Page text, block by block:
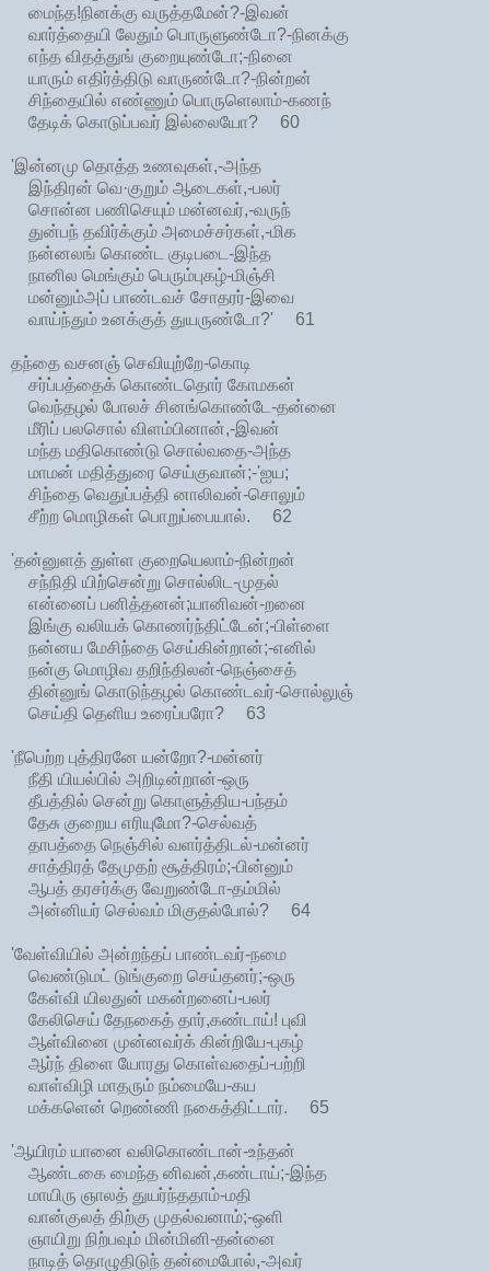
மைந்த!நினக்கு வருத்தமேன்?-இவன்
வார்த்தையி லேதும் பொருளுண்டோ?-நினக்கு
எந்த விதத்துங் குறையுண்டோ;-நினை
யாரும் எதிர்த்திடு வாருண்டோ?-நின்றன்
சிந்தையில் எண்ணும் பொருளெலாம்-கணந்
தேடிக் கொடுப்பவர் இல்லையோ? 60
'இன்னமு தொத்த உணவுகள்,-அந்த
இந்திரன் வெ·குறும் ஆடைகள்,-பலர்
சொன்ன பணிசெயும் மன்னவர்,-வருந்
துன்பந் தவிர்க்கும் அமைச்சர்கள்,-மிக
நன்னலங் கொண்ட குடிபடை-இந்த
நானில மெங்கும் பெரும்புகழ்-மிஞ்சி
மன்னும்அப் பாண்டவச் சோதரர்-இவை
வாய்ந்தும் உனக்குத் துயருண்டோ?' 61
தந்தை வசனஞ் செவியுற்றே-கொடி
சர்ப்பத்தைக் கொண்டதொர் கோமகன்
வெந்தழல் போலச் சினங்கொண்டே-தன்னை
மீரிப் பலசொல் விளம்பினான்,-இவன்
மந்த மதிகொண்டு சொல்வதை-அந்த
மாமன் மதித்துரை செய்குவான்;-'ஐய;
சிந்தை வெதுப்பத்தி னாலிவன்-சொலும்
சீற்ற மொழிகள் பொறுப்பையால். 62
'தன்னுளத் துள்ள குறையெலாம்-நின்றன்
சந்நிதி யிற்சென்று சொல்லிட-முதல்
என்னைப் பனித்தனன்;யானிவன்-றனை
இங்கு வலியக் கொணர்ந்திட்டேன்;-பிள்ளை
நன்னய மேசிந்தை செய்கின்றான்;-எனில்
நன்கு மொழிவ தறிந்திலன்-நெஞ்சைத்
தின்னுங் கொடுந்தழல் கொண்டவர்-சொல்லுஞ்
செய்தி தெளிய உரைப்பரோ? 63
'நீபெற்ற புத்திரனே யன்றோ?-மன்னர்
நீதி யியல்பில் அறிடின்றான்-ஒரு
தீபத்தில் சென்று கொளுத்திய-பந்தம்
தேசு குறைய எரியுமோ?-செல்வத்
தாபத்தை நெஞ்சில் வளர்த்திடல்-மன்னர்
சாத்திரத் தேமுதற் சூத்திரம்;-பின்னும்
ஆபத் தரசர்க்கு வேறுண்டோ-தம்மில்
அன்னியர் செல்வம் மிகுதல்போல்? 64
'வேள்வியில் அன்றந்தப் பாண்டவர்-நமை
வெண்டுமட் டுங்குறை செய்தனர்;-ஒரு
கேள்வி யிலதுன் மகன்றனைப்-பலர்
கேலிசெய் தேநகைத் தார்,கண்டாய்! புவி
ஆள்வினை முன்னவர்க் கின்றியே-புகழ்
ஆர்ந் திளை யோரது கொள்வதைப்-பற்றி
வாள்விழி மாதரும் நம்மையே-கய
மக்களென் றெண்ணி நகைத்திட்டார். 65
'ஆயிரம் யானை வலிகொண்டான்-உந்தன்
ஆண்டகை மைந்த னிவன்,கண்டாய்;-இந்த
மாயிரு ஞாலத் துயர்ந்ததாம்-மதி
வான்குலத் திற்கு முதல்வனாம்;-ஒளி
ஞாயிறு நிற்பவும் மின்மினி-தன்னை
நாடித் தொழுதிடுந் தன்மைபோல்,-அவர்